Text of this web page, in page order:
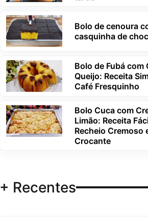
Bolo de cenoura
casquinha de
Bolo de Fubá com
Queijo: Receita
Café Fresquinho
Bolo Cuca com
Limão: Receita
Recheio Cremoso
Crocante
+ Recentes